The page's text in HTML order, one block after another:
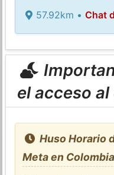
57.92km • Chat
el acceso
Huso Horario
Meta en Colombia